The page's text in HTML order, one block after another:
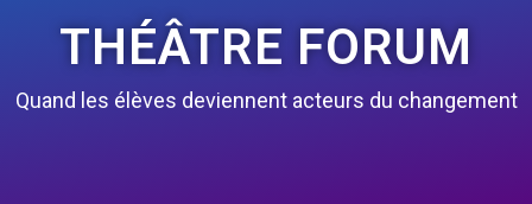
THÉÂTRE FORUM
Quand les élèves deviennent acteurs du changement